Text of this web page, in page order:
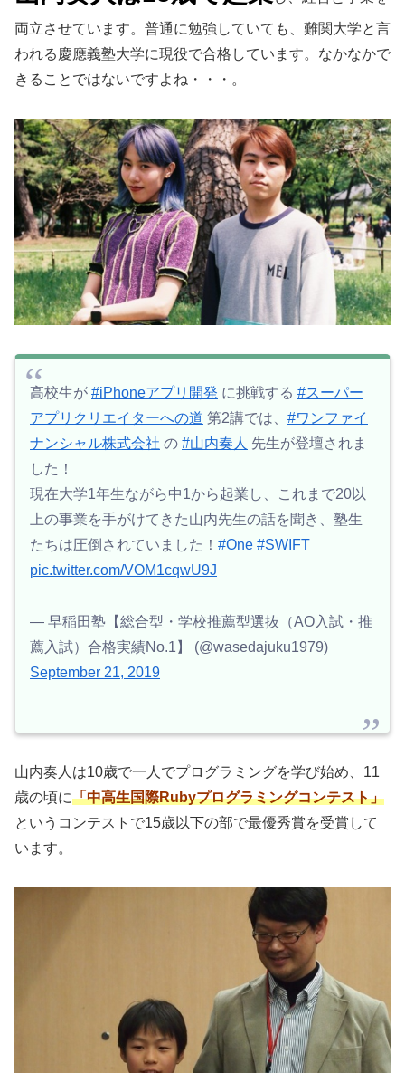
両立させています。普通に勉強していても、難関大学と言
われる慶應義塾大学に現役で合格しています。なかなかで
きることではないですよね・・・。
高校生が #iPhoneアプリ開発 に挑戦する #スーパー
アプリクリエイターへの道 第2講では、 #ワンファイ
ナンシャル株式会社 の #山内奏人 先生が登壇されま
した！
現在大学1年生ながら中1から起業し、これまで20以
上の事業を手がけてきた山内先生の話を聞き、塾生
たちは圧倒されていました！ #One #SWIFT
pic.twitter.com/VOM1cqwU9J
— 早稲田塾【総合型・学校推薦型選抜（AO入試・推
薦入試）合格実績No.1】 (@wasedajuku1979)
September 21, 2019
山内奏人は10歳で一人でプログラミングを学び始め、11
歳の頃に「中高生国際Rubyプログラミングコンテスト」
というコンテストで15歳以下の部で最優秀賞を受賞して
います。